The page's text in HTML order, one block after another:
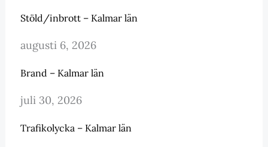
Stöld/inbrott – Kalmar län
augusti 6, 2026
Brand – Kalmar län
juli 30, 2026
Trafikolycka – Kalmar län